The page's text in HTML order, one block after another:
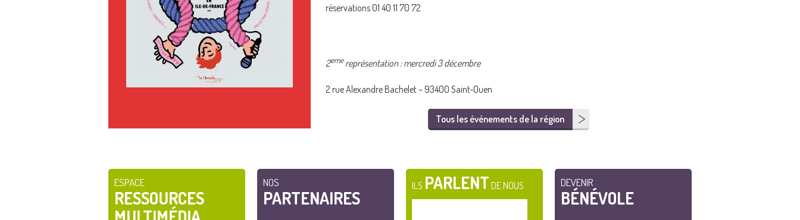
réservations 01 40 11 70 72
2emereprésentation : mercredi 3 décembre
2 rue Alexandre Bachelet – 93400 Saint-Ouen
Tous les événements de la région
ESPACE
RESSOURCES
NOS
PARTENAIRES
ILS PARLENT DE NOUS DEVENIR
BÉNÉVOLE